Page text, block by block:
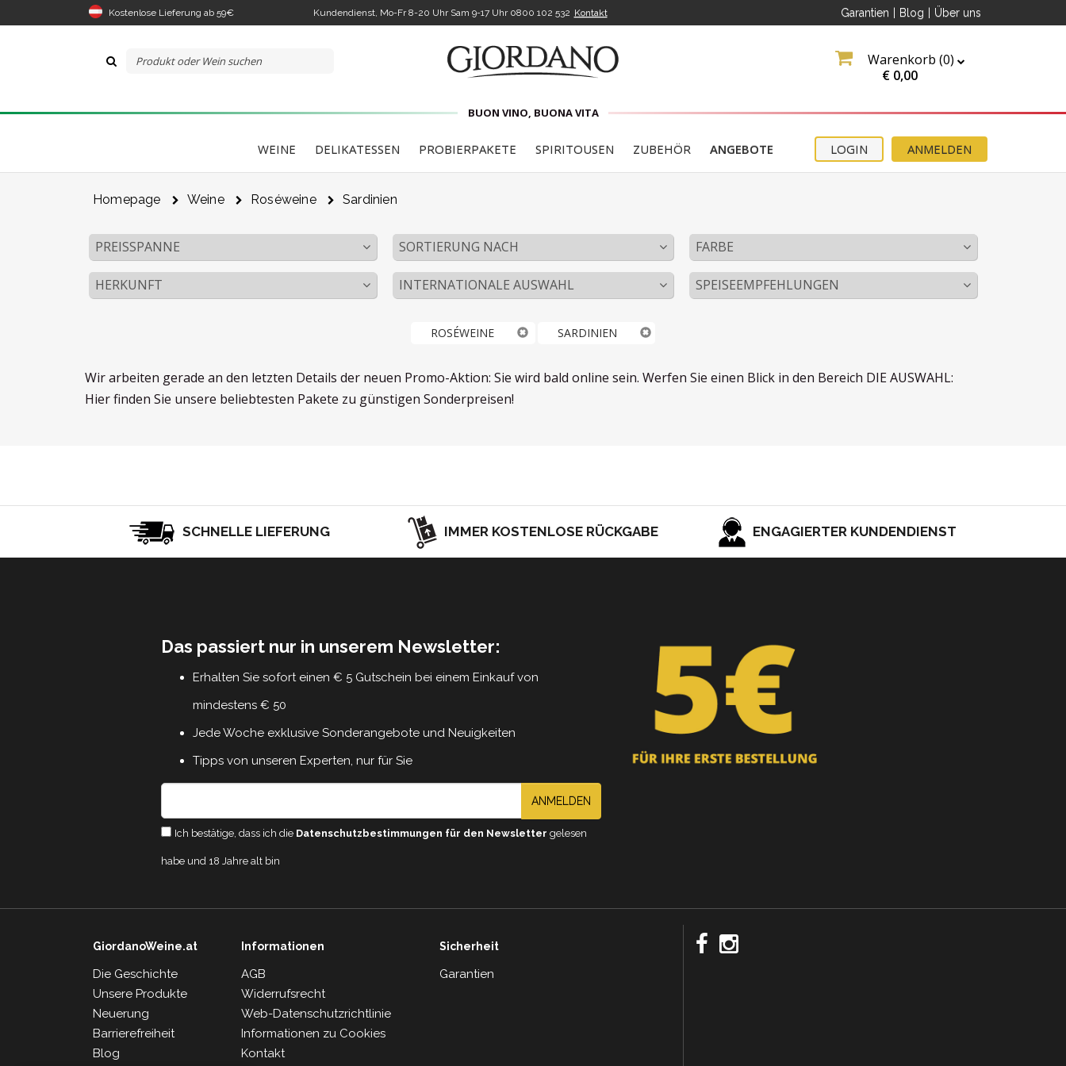
Kostenlose Lieferung ab 59€ Kundendienst, Mo-Fr 8-20 Uhr Sam 9-17 Uhr0800 102 532 Kontakt Garantien Blog Über uns
Warenkorb (0)
€ 0,00
BUON VINO, BUONA VITA
WEINE DELIKATESSEN PROBIERPAKETE SPIRITOUSEN ZUBEHÖR ANGEBOTE ANMELDEN
LOGIN
Homepage Weine Roséweine Sardinien
PREISSPANNE SORTIERUNG NACH FARBE
HERKUNFT INTERNATIONALE AUSWAHL SPEISEEMPFEHLUNGEN
ROSÉWEINE SARDINIEN
Wir arbeiten gerade an den letzten Details der neuen Promo-Aktion: Sie wird bald online sein. Werfen Sie einen Blick in den Bereich DIE AUSWAHL:
Hier finden Sie unsere beliebtesten Pakete zu günstigen Sonderpreisen!
SCHNELLE LIEFERUNG IMMER KOSTENLOSE RÜCKGABE ENGAGIERTER KUNDENDIENST
Das passiert nur in unserem Newsletter:
Erhalten Sie sofort einen € 5 Gutschein bei einem Einkauf von
mindestens € 50
Jede Woche exklusive Sonderangebote und Neuigkeiten
Tipps von unseren Experten, nur für Sie
ANMELDEN
Ich bestätige, dass ich die Datenschutzbestimmungen für den Newsletter gelesen
habe und 18 Jahre alt bin
GiordanoWeine.at
Die Geschichte
Unsere Produkte
Neuerung
Barrierefreiheit
Blog
Informationen
AGB
Widerrufsrecht
Web-Datenschutzrichtlinie
Informationen zu Cookies
Kontakt
Sicherheit
Garantien